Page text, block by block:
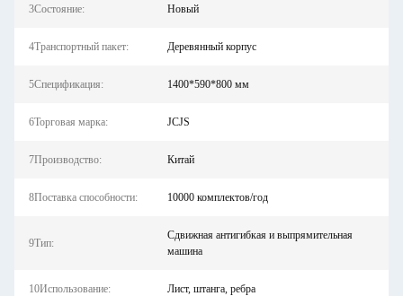
3Состояние: Новый
4Транспортный пакет: Деревянный корпус
5Спецификация: 1400*590*800 мм
6Торговая марка: JCJS
7Производство: Китай
8Поставка способности: 10000 комплектов/год
9Тип:
Сдвижная антигибкая и выпрямительная
машина
10Использование: Лист, штанга, ребра